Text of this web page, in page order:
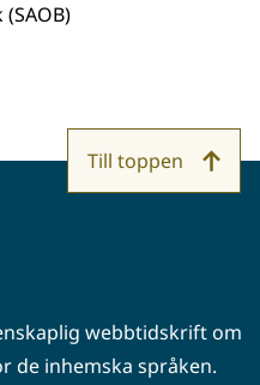
webbtidskrift om
de inhemska språken.
Till toppen